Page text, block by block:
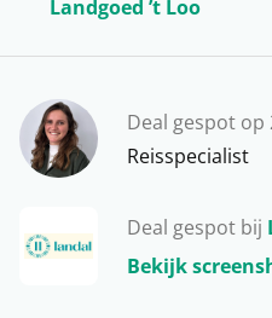
Deal gespot
Reisspecialist
Deal gespot bij
Bekijk
jezelf weer helemaal op,
Landgoed ’t Loo